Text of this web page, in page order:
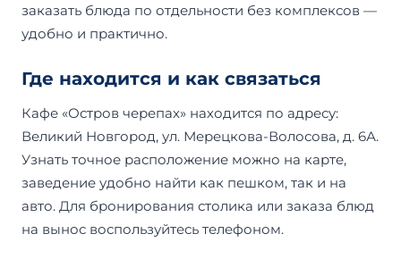
заказать блюда по отдельности без комплексов —
удобно и практично.
Где находится и как связаться
Кафе «Остров черепах» находится по адресу:
Великий Новгород, ул. Мерецкова-Волосова, д. 6А.
Узнать точное расположение можно на карте,
заведение удобно найти как пешком, так и на
авто. Для бронирования столика или заказа блюд
на вынос воспользуйтесь телефоном.